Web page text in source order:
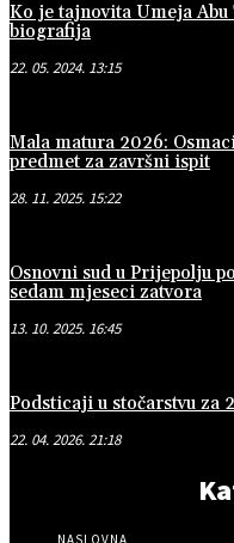
Ko je tajnovita Umeja Abu
biografija
22. 05. 2024. 13:15
Mala matura 2026:
predmet za završni ispit
28. 11. 2025. 15:22
Osnovni sud u Prijepolju
sedam mjeseci zatvora
13. 10. 2025. 16:45
Podsticaji u stočarstvu za
22. 04. 2026. 21:18